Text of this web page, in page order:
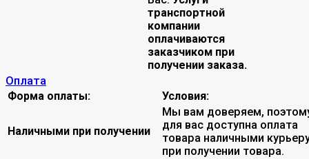
транспортной
компании
оплачиваются
заказчиком при
получении заказа.
Оплата
Форма оплаты: Условия:
Наличными при получении
Мы вам доверяем,
для вас доступна оплата
товара наличными
при получении товара.